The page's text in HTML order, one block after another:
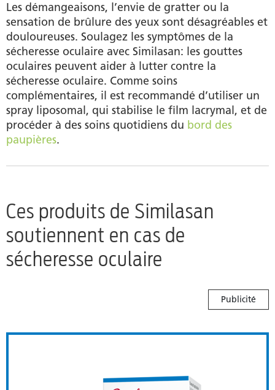
Les démangeaisons, l’envie de gratter ou la
sensation de brûlure des yeux sont désagréables et
douloureuses. Soulagez les symptômes de la
sécheresse oculaire avec Similasan: les gouttes
oculaires peuvent aider à lutter contre la
sécheresse oculaire. Comme soins
complémentaires, il est recommandé d’utiliser un
spray liposomal, qui stabilise le film lacrymal, et de
procéder à des soins quotidiens du bord des
paupières.
Ces produits de Similasan
soutiennent en cas de
sécheresse oculaire
Publicité